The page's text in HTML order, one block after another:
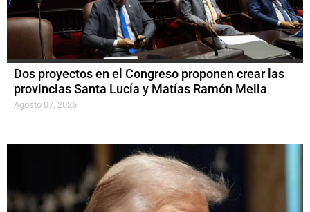
Dos proyectos en el Congreso proponen crear las
provincias Santa Lucía y Matías Ramón Mella
Agosto 07, 2026